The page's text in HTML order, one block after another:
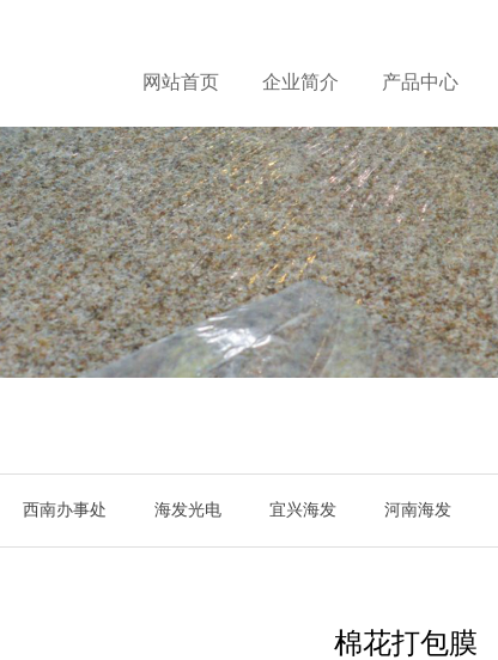
网站首页 企业简介 产品中心
西南办事处 海发光电 宜兴海发 河南海发
棉花打包膜